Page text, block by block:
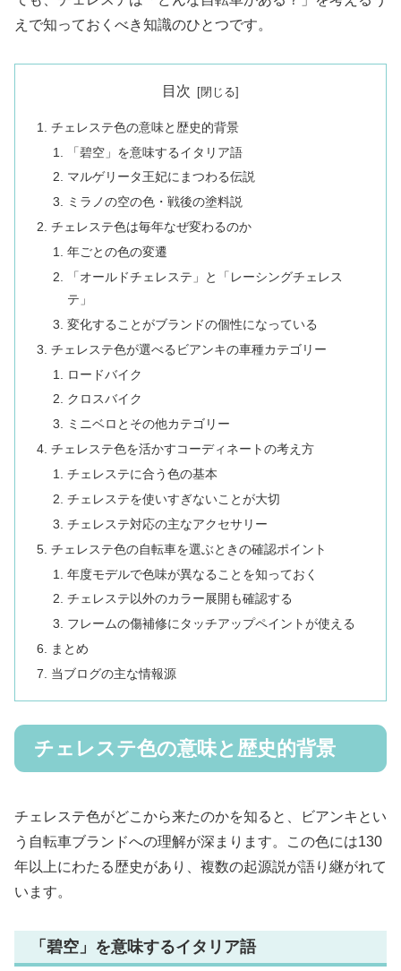
えで知っておくべき知識のひとつです。
目次
チェレステ色の意味と歴史的背景
「碧空」を意味するイタリア語
マルゲリータ王妃にまつわる伝説
ミラノの空の色・戦後の塗料説
チェレステ色は毎年なぜ変わるのか
年ごとの色の変遷
「オールドチェレステ」と「レーシングチェレス
テ」
変化することがブランドの個性になっている
チェレステ色が選べるビアンキの車種カテゴリー
ロードバイク
クロスバイク
ミニベロとその他カテゴリー
チェレステ色を活かすコーディネートの考え方
チェレステに合う色の基本
チェレステを使いすぎないことが大切
チェレステ対応の主なアクセサリー
チェレステ色の自転車を選ぶときの確認ポイント
年度モデルで色味が異なることを知っておく
チェレステ以外のカラー展開も確認する
フレームの傷補修にタッチアップペイントが使える
まとめ
当ブログの主な情報源
チェレステ色の意味と歴史的背景
チェレステ色がどこから来たのかを知ると、ビアンキとい
う自転車ブランドへの理解が深まります。この色には130
年以上にわたる歴史があり、複数の起源説が語り継がれて
います。
「碧空」を意味するイタリア語